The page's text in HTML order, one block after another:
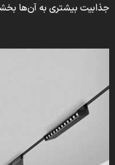
جذابیت بیشتری به آن‌ها